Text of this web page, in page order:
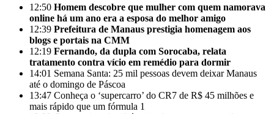
12:50 Homem descobre que mulher com quem namorava
online há um ano era a esposa do melhor amigo
12:39 Prefeitura de Manaus prestigia homenagem aos
blogs e portais na CMM
12:19 Fernando, da dupla com Sorocaba, relata
tratamento contra vício em remédio para dormir
14:01 Semana Santa: 25 mil pessoas devem deixar Manaus
até o domingo de Páscoa
13:47 Conheça o ‘supercarro’ do CR7 de R$ 45 milhões e
mais rápido que um fórmula 1